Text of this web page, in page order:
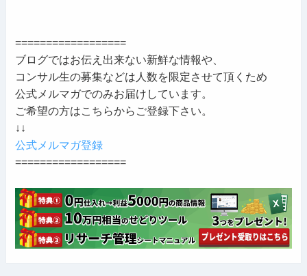
==================
ブログではお伝え出来ない新鮮な情報や、
コンサル生の募集などは人数を限定させて頂くため
公式メルマガでのみお届けしています。
ご希望の方はこちらからご登録下さい。
↓↓
公式メルマガ登録
==================